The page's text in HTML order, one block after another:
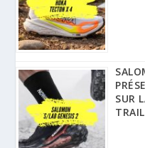
SUR
TRAIL